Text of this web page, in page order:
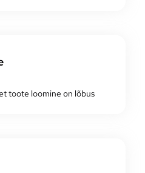
toote loomine on lõbus